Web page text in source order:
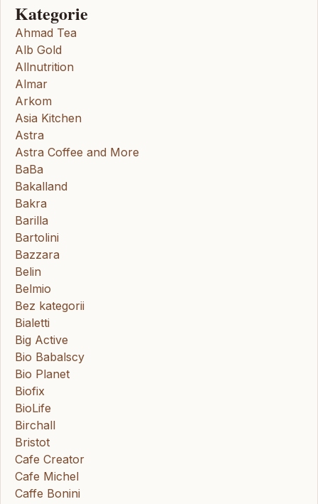
Kategorie
Ahmad Tea
Alb Gold
Allnutrition
Almar
Arkom
Asia Kitchen
Astra
Astra Coffee and More
BaBa
Bakalland
Bakra
Barilla
Bartolini
Bazzara
Belin
Belmio
Bez kategorii
Bialetti
Big Active
Bio Babalscy
Bio Planet
Biofix
BioLife
Birchall
Bristot
Cafe Creator
Cafe Michel
Caffe Bonini